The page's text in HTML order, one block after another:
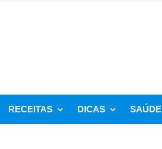
RECEITAS DICAS SAÚDE